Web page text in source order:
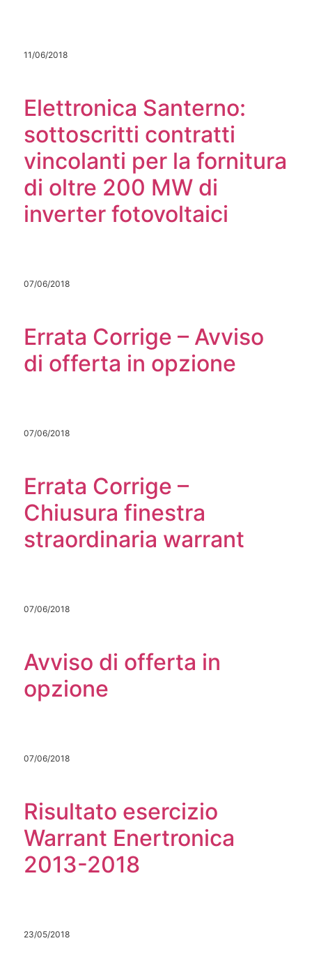
11/06/2018
Elettronica Santerno:
sottoscritti contratti
vincolanti per la fornitura
di oltre 200 MW di
inverter fotovoltaici
07/06/2018
Errata Corrige – Avviso
di offerta in opzione
07/06/2018
Errata Corrige –
Chiusura finestra
straordinaria warrant
07/06/2018
Avviso di offerta in
opzione
07/06/2018
Risultato esercizio
Warrant Enertronica
2013-2018
23/05/2018